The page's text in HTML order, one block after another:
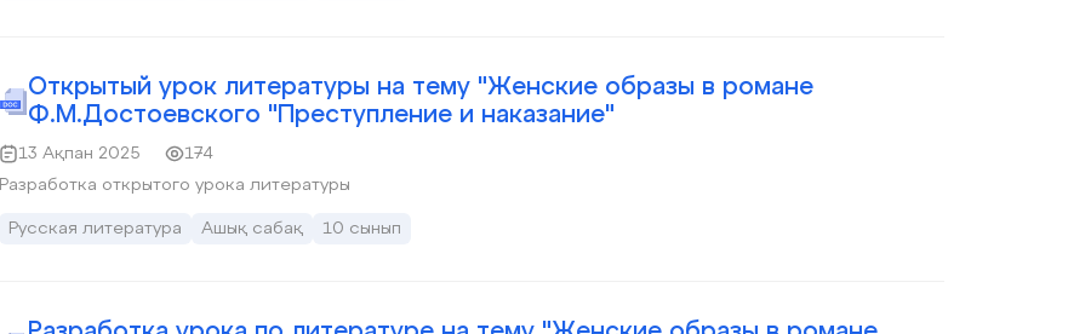
Открытый урок литературы на тему "Женские образы в романе
Ф.М.Достоевского "Преступление и наказание"
13 Ақпан 2025
174
Разработка открытого урока литературы
Русская литература Ашық сабақ 10 сынып